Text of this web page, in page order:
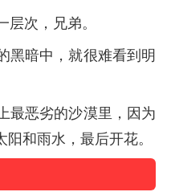
层次，兄弟。
黑暗中，就很难看到明
最恶劣的沙漠里，因为
和雨水，最后开花。